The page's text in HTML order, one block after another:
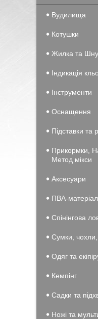
Вудилища
Котушки
Жилка та
Індикація
Інструменти
Оснащення
Підставки та
Прикормки,
Метод мікси
Аксесуари
ПВА-
Спінінгова
Сумки, чохли,
Одяг та
Кемпінг
Садки та
Ножі та